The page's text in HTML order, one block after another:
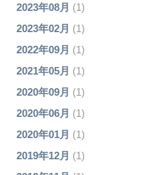
2023年08月 (1)
2023年02月 (1)
2022年09月 (1)
2021年05月 (1)
2020年09月 (1)
2020年06月 (1)
2020年01月 (1)
2019年12月 (1)